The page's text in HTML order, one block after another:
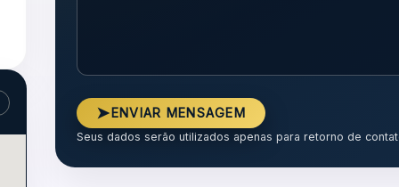
➤ENVIAR MENSAGEM
Seus dados serão utilizados apenas para retorno de